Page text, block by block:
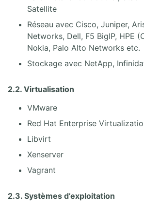
Satellite
Réseau avec Cisco, Juniper,
Networks, Dell, F5 BigIP, HPE
Nokia, Palo Alto Networks etc.
Stockage avec NetApp,
2.2. Virtualisation
VMware
Red Hat Enterprise
Libvirt
Xenserver
Vagrant
2.3. Systèmes d’exploitation